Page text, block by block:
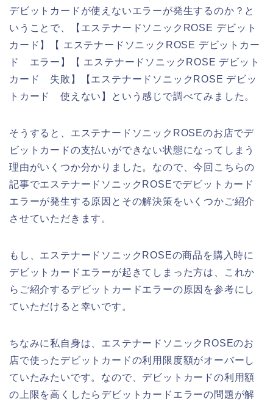
デビットカードが使えないエラーが発生するのか？と
いうことで、【エステナードソニックROSE デビット
カード】【 エステナードソニックROSE デビットカー
ド エラー】【 エステナードソニックROSE デビット
カード 失敗】【エステナードソニックROSE デビッ
トカード 使えない】という感じで調べてみました。
そうすると、エステナードソニックROSEのお店でデ
ビットカードの支払いができない状態になってしまう
理由がいくつか分かりました。なので、今回こちらの
記事でエステナードソニックROSEでデビットカード
エラーが発生する原因とその解決策をいくつかご紹介
させていただきます。
もし、エステナードソニックROSEの商品を購入時に
デビットカードエラーが起きてしまった方は、これか
らご紹介するデビットカードエラーの原因を参考にし
ていただけると幸いです。
ちなみに私自身は、エステナードソニックROSEのお
店で使ったデビットカードの利用限度額がオーバーし
ていたみたいです。なので、デビットカードの利用額
の上限を高くしたらデビットカードエラーの問題が解